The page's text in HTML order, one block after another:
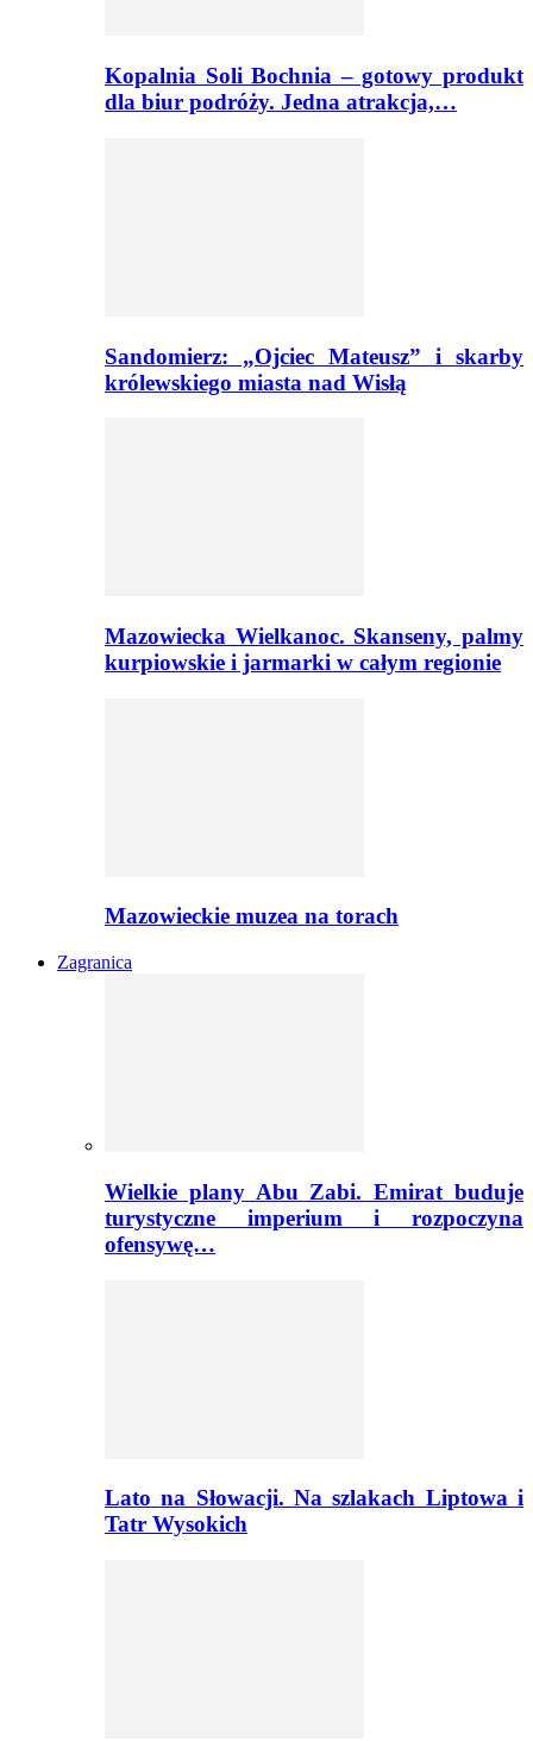
Kopalnia Soli Bochnia – gotowy produkt
dla biur podróży. Jedna atrakcja,…
Sandomierz: „Ojciec Mateusz” i skarby
królewskiego miasta nad Wisłą
Mazowiecka Wielkanoc. Skanseny, palmy
kurpiowskie i jarmarki w całym regionie
Mazowieckie muzea na torach
Zagranica
Wielkie plany Abu Zabi. Emirat buduje
turystyczne imperium i rozpoczyna
ofensywę…
Lato na Słowacji. Na szlakach Liptowa i
Tatr Wysokich